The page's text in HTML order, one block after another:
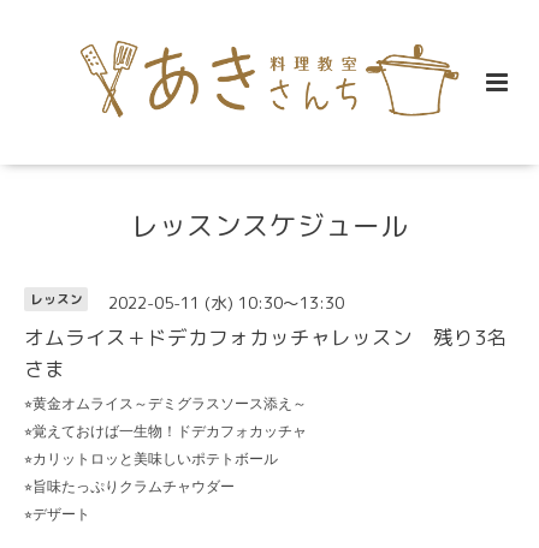
レッスンスケジュール
レッスン 2022-05-11 (水) 10:30～13:30
オムライス＋ドデカフォカッチャレッスン 残り3名
さま
⭐︎黄金オムライス～デミグラスソース添え～
⭐︎覚えておけば一生物！ドデカフォカッチャ
⭐︎カリットロッと美味しいポテトボール
⭐︎旨味たっぷりクラムチャウダー
⭐︎デザート